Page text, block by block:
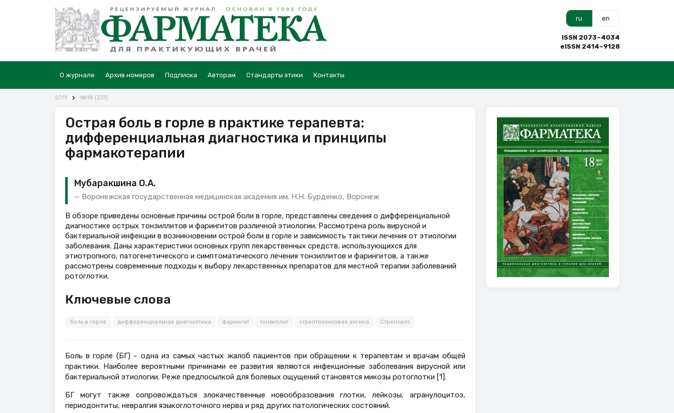
ru en
ISSN 2073–4034
eISSN 2414–9128
О журнале Архив номеров Подписка Авторам Стандарты этики Контакты
2011 №18 (231)
Острая боль в горле в практике терапевта:
дифференциальная диагностика и принципы
фармакотерапии
Мубаракшина О.А.
Воронежская государственная медицинская академия им. Н.Н. Бурденко, Воронеж
В обзоре приведены основные причины острой боли в горле, представлены сведения о дифференциальной
диагностике острых тонзиллитов и фарингитов различной этиологии. Рассмотрена роль вирусной и
бактериальной инфекции в возникновении острой боли в горле и зависимость тактики лечения от этиологии
заболевания. Даны характеристики основных групп лекарственных средств, использующихся для
этиотропного, патогенетического и симптоматического лечения тонзиллитов и фарингитов, а также
рассмотрены современные подходы к выбору лекарственных препаратов для местной терапии заболеваний
ротоглотки.
Ключевые слова
боль в горле дифференциальная диагностика фарингит тонзиллит стрептококковая ангина Стрепсилс
Боль в горле (БГ) – одна из самых частых жалоб пациентов при обращении к терапевтам и врачам общей
практики. Наиболее вероятными причинами ее развития являются инфекционные заболевания вирусной или
бактериальной этиологии. Реже предпосылкой для болевых ощущений становятся микозы ротоглотки [1].
БГ могут также сопровождаться злокачественные новообразования глотки, лейкозы, агранулоцитоз,
периодонтиты, невралгия языкоглоточного нерва и ряд других патологических состояний.